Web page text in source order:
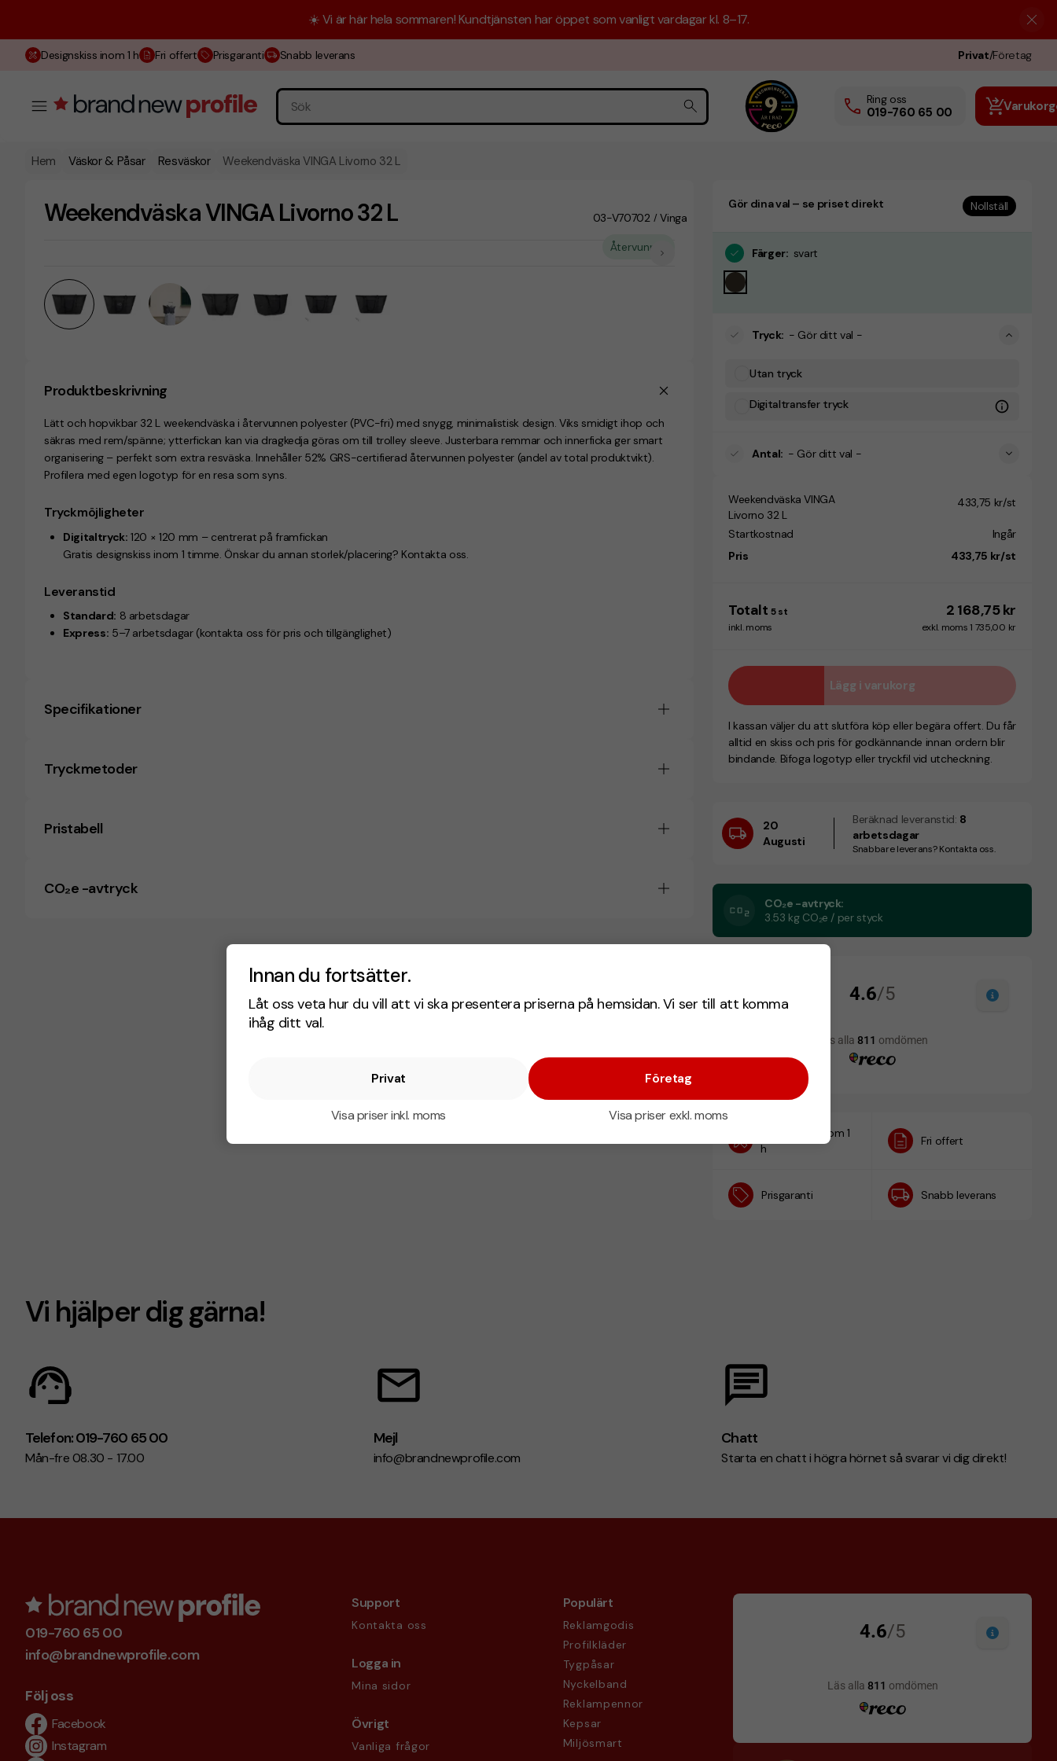
Innan du fortsätter.
Låt oss veta hur du vill att vi ska presentera priserna på hemsidan. Vi ser till att komma
ihåg ditt val.
Privat
Visa priser inkl. moms
Företag
Visa priser exkl. moms
☀️ Vi är här hela sommaren! Kundtjänsten har öppet som vanligt vardagar kl. 8–17.
Designskiss inom 1 h Fri offert Prisgaranti Snabb leverans Privat/Företag
Ring oss
019-760 65 00
Hem Väskor & Påsar Resväskor Weekendväska VINGA Livorno 32 L
Weekendväska VINGA Livorno 32 L 03-V70702 / Vinga
Återvunnet
Produktbeskrivning
Lätt och hopvikbar 32 L weekendväska i återvunnen polyester (PVC-fri) med snygg, minimalistisk design. Viks smidigt ihop och
säkras med rem/spänne; ytterfickan kan via dragkedja göras om till trolley sleeve. Justerbara remmar och innerficka ger smart
organisering – perfekt som extra resväska. Innehåller 52% GRS-certifierad återvunnen polyester (andel av total produktvikt).
Profilera med egen logotyp för en resa som syns.
Tryckmöjligheter
Digitaltryck: 120 × 120 mm – centrerat på framfickan
Gratis designskiss inom 1 timme. Önskar du annan storlek/placering? Kontakta oss.
Leveranstid
Standard: 8 arbetsdagar
Express: 5–7 arbetsdagar (kontakta oss för pris och tillgänglighet)
Specifikationer
Tryckmetoder
Pristabell
CO₂e -avtryck
Gör dina val – se priset direkt Nollställ
Färger: svart
Tryck: - Gör ditt val -
Utan tryck
Digitaltransfer tryck
Antal: - Gör ditt val -
Weekendväska VINGA
Livorno 32 L
433,75 kr/st
Startkostnad
Ingår
Pris
433,75 kr/st
Totalt 5 st 2 168,75 kr
inkl. moms exkl. moms 1 735,00 kr
Lägg i varukorg
I kassan väljer du att slutföra köp eller begära offert. Du får
alltid en skiss och pris för godkännande innan ordern blir
bindande. Bifoga logotyp eller tryckfil vid utcheckning.
20
Augusti
Beräknad leveranstid: 8
arbetsdagar
Snabbare leverans? Kontakta oss.
CO₂e -avtryck:
3.53 kg CO₂e / per styck
Designskiss inom 1
h
Fri offert
Prisgaranti Snabb leverans
Vi hjälper dig gärna!
Telefon: 019-760 65 00
Mån-fre 08.30 - 17.00
Mejl
info@brandnewprofile.com
Chatt
Starta en chatt i högra hörnet så svarar vi dig direkt!
019-760 65 00
info@brandnewprofile.com
Följ oss
Facebook
Instagram
Support
Kontakta oss
Logga in
Mina sidor
Övrigt
Vanliga frågor
Populärt
Reklamgodis
Profilkläder
Tygpåsar
Nyckelband
Reklampennor
Kepsar
Miljösmart